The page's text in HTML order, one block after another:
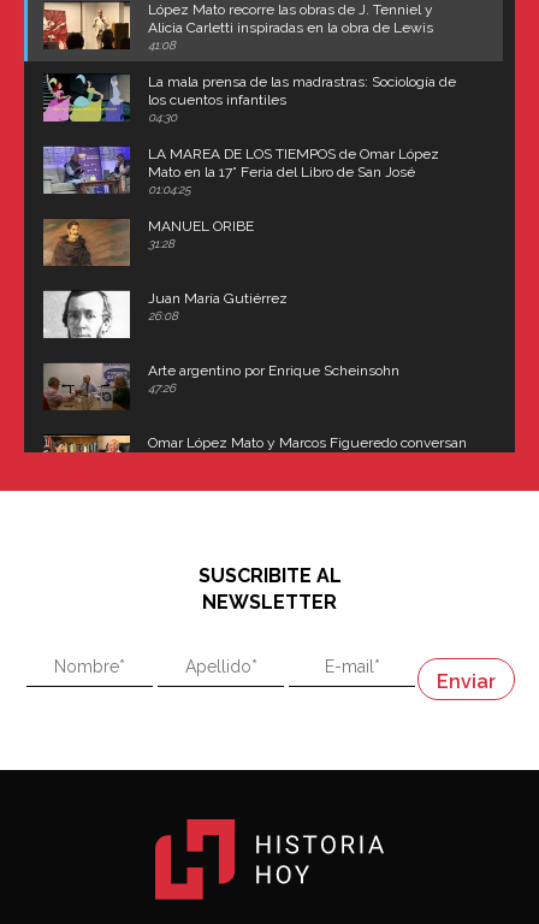
López Mato recorre las obras de J. Tenniel y
Alicia Carletti inspiradas en la obra de Lewis
Carroll
41:08
La mala prensa de las madrastras: Sociología de
los cuentos infantiles
04:30
LA MAREA DE LOS TIEMPOS de Omar López
Mato en la 17° Feria del Libro de San José
(Uruguay)
01:04:25
MANUEL ORIBE
31:28
Juan María Gutiérrez
26:08
Arte argentino por Enrique Scheinsohn
47:26
Omar López Mato y Marcos Figueredo conversan
"En política, la estupidez no es una desventaja"
"En política, la estupidez no es una desventaja"
Napoleón
SUSCRIBITE AL
NEWSLETTER